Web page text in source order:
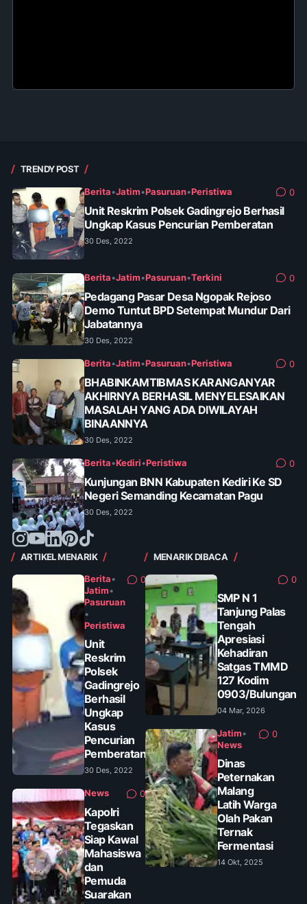
TRENDY POST
Berita•Jatim•Pasuruan•Peristiwa 0
Unit Reskrim Polsek Gadingrejo Berhasil
Ungkap Kasus Pencurian Pemberatan
30 Des, 2022
Berita•Jatim•Pasuruan•Terkini 0
Pedagang Pasar Desa Ngopak Rejoso
Demo Tuntut BPD Setempat Mundur Dari
Jabatannya
30 Des, 2022
Berita•Jatim•Pasuruan•Peristiwa 0
BHABINKAMTIBMAS KARANGANYAR
AKHIRNYA BERHASIL MENYELESAIKAN
MASALAH YANG ADA DIWILAYAH
BINAANNYA
30 Des, 2022
Berita•Kediri•Peristiwa 0
Kunjungan BNN Kabupaten Kediri Ke SD
Negeri Semanding Kecamatan Pagu
30 Des, 2022
ARTIKEL MENARIK
Berita•
Jatim•
Pasuruan
•
Peristiwa
0
Unit
Reskrim
Polsek
Gadingrejo
Berhasil
Ungkap
Kasus
Pencurian
Pemberatan
30 Des, 2022
News 0
Kapolri
Tegaskan
Siap Kawal
Mahasiswa
dan
Pemuda
Suarakan
MENARIK DIBACA
0
SMP N 1
Tanjung Palas
Tengah
Apresiasi
Kehadiran
Satgas TMMD
127 Kodim
0903/Bulungan
04 Mar, 2026
Jatim•
News
0
Dinas
Peternakan
Malang
Latih Warga
Olah Pakan
Ternak
Fermentasi
14 Okt, 2025